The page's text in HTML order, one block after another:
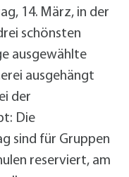
14. März, in der
schönsten
ausgewählte
ausgehängt
der
Die
sind für Gruppen
reserviert, am